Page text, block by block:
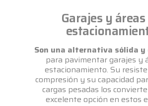
Garajes y áreas
Son una alternativa sólida y
para pavimentar garajes y
estacionamiento. Su
compresión y su capacidad
cargas pesadas los
excelente opción en estos